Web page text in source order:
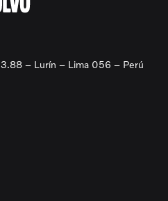
– Lurín – Lima 056 – Perú